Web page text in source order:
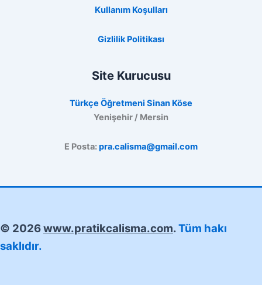
Kullanım Koşulları
Gizlilik Politikası
Site Kurucusu
Türkçe Öğretmeni Sinan Köse
Yenişehir / Mersin
E Posta:pra.calisma@gmail.com
© 2026www.pratikcalisma.com.Tüm hakı
saklıdır.